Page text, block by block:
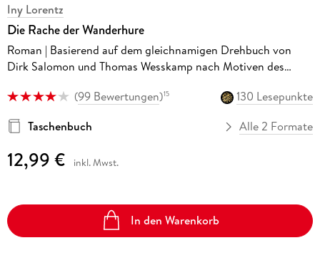
Iny Lorentz
Die Rache der Wanderhure
Roman | Basierend auf dem gleichnamigen Drehbuch von
Dirk Salomon und Thomas Wesskamp nach Motiven des
Originalausgabe
(99 Bewertungen)15
130 Lesepunkte
Taschenbuch
Alle 2 Formate
12,99 € inkl. Mwst.
In den Warenkorb